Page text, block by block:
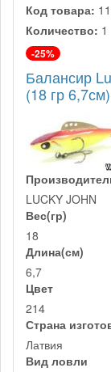
Код товара:
Количество: 1
-25%
Балансир
(18 гр
LUCKY JOHN
Вес(гр)
18
Длина(см)
6,7
Цвет
214
Страна
Латвия
Вид ловли